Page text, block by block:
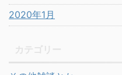
2020年1月